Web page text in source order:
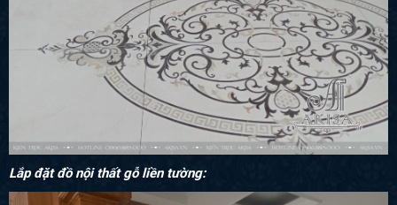
Lắp đặt đồ nội thất gỗ liền tường: